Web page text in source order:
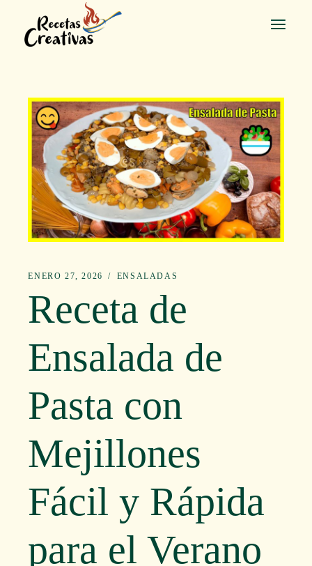
contenido
ENERO 27, 2026 ENSALADAS
Receta de
Ensalada de
Pasta con
Mejillones
Fácil y Rápida
para el Verano